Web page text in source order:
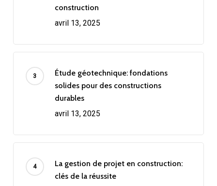
construction
avril 13, 2025
Étude géotechnique: fondations
solides pour des constructions
durables
avril 13, 2025
La gestion de projet en construction:
clés de la réussite